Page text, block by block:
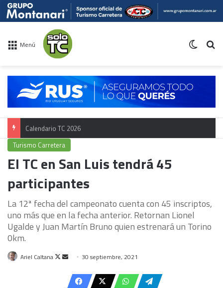
Menú
Calendario TC 2026
Turismo Carretera
El TC en San Luis tendrá 45
participantes
La 12ª fecha del campeonato cuenta con 45 inscriptos,
uno más que en la fecha anterior. Retornan Lionel
Ugalde y Juan Martín Bruno quien estrenará un Torino
0km.
Ariel Caltana
Follow
Send
email
30 septiembre, 2021